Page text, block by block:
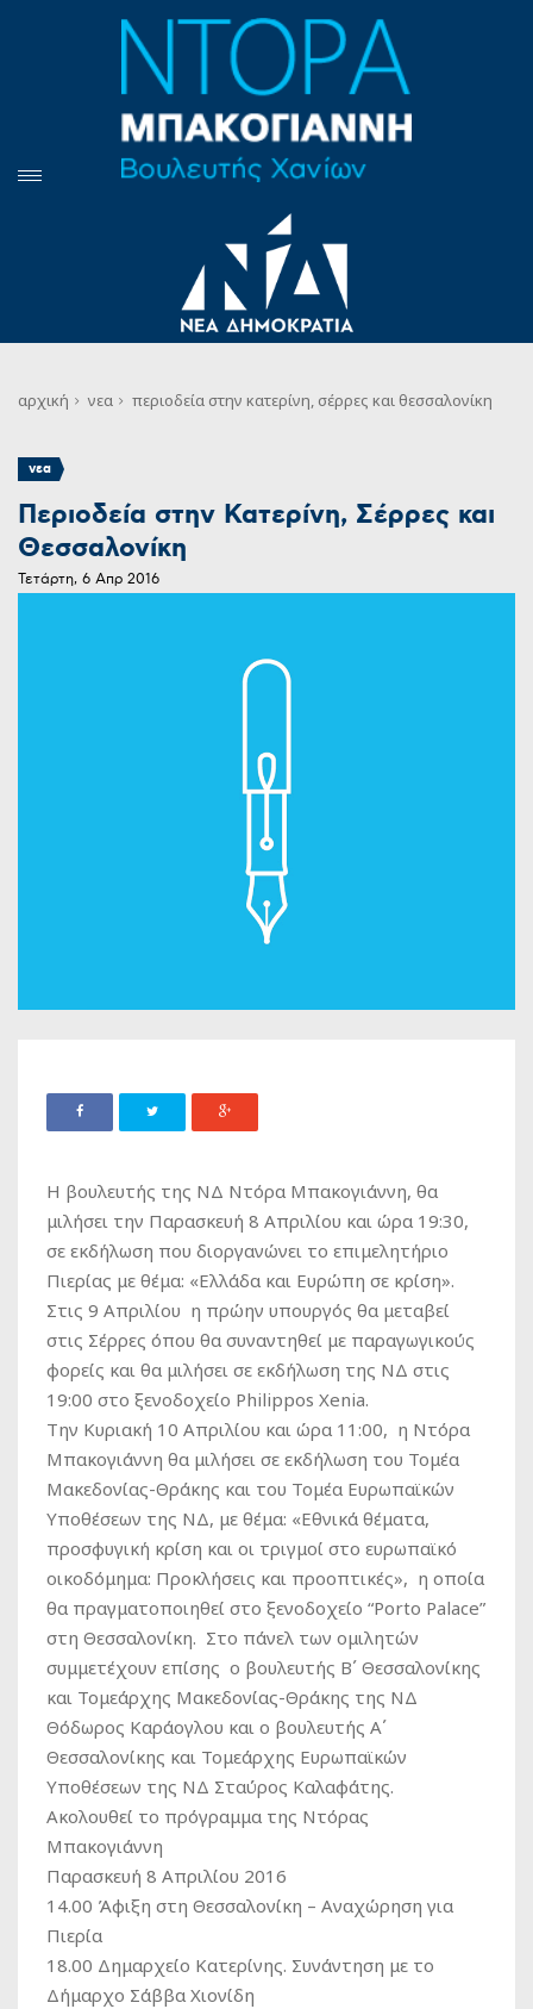
αρχική νεα περιοδεία στην κατερίνη, σέρρες και θεσσαλονίκη
νεα
Περιοδεία στην Κατερίνη, Σέρρες και
Θεσσαλονίκη
Τετάρτη, 6 Απρ 2016
Η βουλευτής της ΝΔ Ντόρα Μπακογιάννη, θα
μιλήσει την Παρασκευή 8 Απριλίου και ώρα 19:30,
σε εκδήλωση που διοργανώνει το επιμελητήριο
Πιερίας με θέμα: «Ελλάδα και Ευρώπη σε κρίση».
Στις 9 Απριλίου η πρώην υπουργός θα μεταβεί
στις Σέρρες όπου θα συναντηθεί με παραγωγικούς
φορείς και θα μιλήσει σε εκδήλωση της ΝΔ στις
19:00 στο ξενοδοχείο Philippos Xenia.
Την Κυριακή 10 Απριλίου και ώρα 11:00, η Ντόρα
Μπακογιάννη θα μιλήσει σε εκδήλωση του Τομέα
Μακεδονίας-Θράκης και του Τομέα Ευρωπαϊκών
Υποθέσεων της ΝΔ, με θέμα: «Εθνικά θέματα,
προσφυγική κρίση και οι τριγμοί στο ευρωπαϊκό
οικοδόμημα: Προκλήσεις και προοπτικές», η οποία
θα πραγματοποιηθεί στο ξενοδοχείο “Porto Palace”
στη Θεσσαλονίκη. Στο πάνελ των ομιλητών
συμμετέχουν επίσης ο βουλευτής Β΄ Θεσσαλονίκης
και Τομεάρχης Μακεδονίας-Θράκης της ΝΔ
Θόδωρος Καράογλου και ο βουλευτής Α΄
Θεσσαλονίκης και Τομεάρχης Ευρωπαϊκών
Υποθέσεων της ΝΔ Σταύρος Καλαφάτης.
Ακολουθεί το πρόγραμμα της Ντόρας
Μπακογιάννη
Παρασκευή 8 Απριλίου 2016
14.00 Άφιξη στη Θεσσαλονίκη – Αναχώρηση για
Πιερία
18.00 Δημαρχείο Κατερίνης. Συνάντηση με το
Δήμαρχο Σάββα Χιονίδη